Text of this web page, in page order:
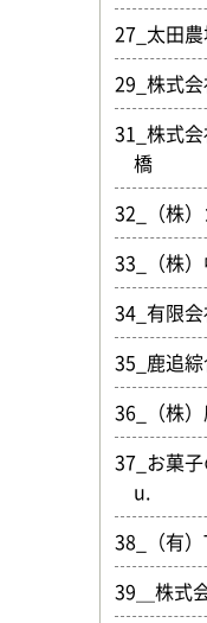
27_太田
29_株式
31_株式
橋
32_（株
33_（株
34_有限
35_鹿追
36_（株
37_お菓
u.
38_（有
39＿株式